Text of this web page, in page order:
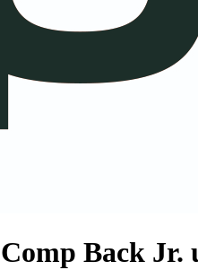
Back Jr.